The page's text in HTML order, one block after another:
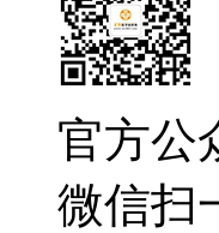
官方公
微信扫